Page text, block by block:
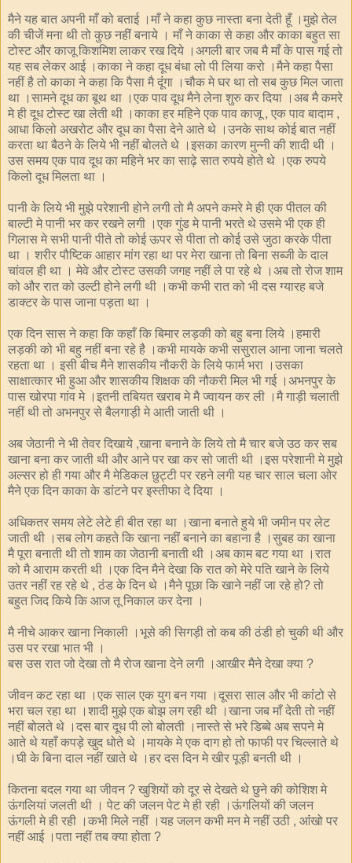
मैने यह बात अपनी माँ को बताई ।माँ ने कहा कुछ नास्ता बना देती हूँ ।मुझे तेल
की चीजें मना थी तो कुछ नहीं बनाये । माँ ने काका से कहा और काका बहुत सा
टोस्ट और काजू किशमिश लाकर रख दिये ।अगली बार जब मै माँ के पास गई तो
यह सब लेकर आई ।काका ने कहा दूध बंधा लो पी लिया करो ।मैने कहा पैसा
नहीं है तो काका ने कहा कि पैसा मै दूंंगा ।चौक मे घर था तो सब कुछ मिल जाता
था ।सामने दूध का बूथ था ।एक पाव दूध मैने लेना शुरु कर दिया ।अब मै कमरे
मे ही दूध टोस्ट खा लेती थी ।काका हर महिने एक पाव काजू, एक पाव बादाम ,
आधा किलो अखरोट और दूध का पैसा देने आते थे ।उनके साथ कोई बात नहीं
करता था बैठने के लिये भी नहीं बोलते थे ।इसका कारण मुन्नी की शादी थी ।
उस समय एक पाव दूध का महिने भर का साढ़े सात रुपये होते थे ।एक रुपये
किलो दूध मिलता था ।
पानी के लिये भी मुझे परेशानी होने लगी तो मै अपने कमरे मे ही एक पीतल की
बाल्टी मे पानी भर कर रखने लगी ।एक गुंड मे पानी भरते थे उसमे भी एक ही
गिलास मे सभी पानी पीते तो कोई ऊपर से पीता तो कोई उसे जुठा करके पीता
था । शरीर पौष्टिक आहार मांग रहा था पर मेरा खाना तो बिना सब्जी के दाल
चांवल ही था । मेवे और टोस्ट उसकी जगह नहीं ले पा रहे थे ।अब तो रोज शाम
को और रात को उल्टी होने लगी थी ।कभी कभी रात को भी दस ग्यारह बजे
डाक्टर के पास जाना पड़ता था ।
एक दिन सास ने कहा कि कहाँ कि बिमार लड़की को बहु बना लिये ।हमारी
लड़की को भी बहु नहीं बना रहे है ।कभी मायके कभी ससुराल आना जाना चलते
रहता था । इसी बीच मैने शासकीय नौकरी के लिये फार्म भरा ।उसका
साक्षात्कार भी हुआ और शासकीय शिक्षक की नौकरी मिल भी गई ।अभनपुर के
पास खोरपा गांव मे ।इतनी तबियत खराब मे मै ज्वायन कर ली ।मै गाड़ी चलाती
नहीं थी तो अभनपुर से बैलगाड़ी मे आती जाती थी ।
अब जेठानी ने भी तेवर दिखाये ,खाना बनाने के लिये तो मै चार बजे उठ कर सब
खाना बना कर जाती थी और आने पर खा कर सो जाती थी ।इस परेशानी मे मुझे
अल्सर हो ही गया और मै मेडिकल छुट्टी पर रहने लगी यह चार साल चला ओर
मैने एक दिन काका के डांंटने पर इस्तीफा दे दिया ।
अधिकतर समय लेटे लेटे ही बीत रहा था ।खाना बनाते हुये भी जमीन पर लेट
जाती थी ।सब लोग कहते कि खाना नहीं बनाने का बहाना है ।सुबह का खाना
मै पूरा बनाती थी तो शाम का जेठानी बनाती थी ।अब काम बट गया था ।रात
को मै आराम करती थी ।एक दिन मैने देखा कि रात को मेरे पति खाने के लिये
उतर नहीं रह रहे थे , ठंड के दिन थे ।मैने पूछा कि खाने नहीं जा रहे हो? तो
बहुत जिद किये कि आज तू निकाल कर देना ।
मै नीचे आकर खाना निकाली ।भूसे की सिगड़ी तो कब की ठंडी हो चुकी थी और
उस पर रखा भात भी ।
बस उस रात जो देखा तो मै रोज खाना देने लगी ।आखीर मैने देखा क्या ?
जीवन कट रहा था ।एक साल एक युग बन गया ।दूसरा साल और भी कांंटो से
भरा चल रहा था ।शादी मुझे एक बोझ लग रही थी ।खाना जब माँ देती तो नहीं
नहीं बोलते थे ।दस बार दूध पी लो बोलती ।नास्ते से भरे डिब्बे अब सपने मे
आते थे यहाँ कपड़े खुद धोते थे ।मायके मे एक दाग हो तो फाफी पर चिल्लाते थे
।घी के बिना दाल नहीं खाते थे ।हर दस दिन मे खीर पूड़ी बनती थी ।
कितना बदल गया था जीवन ? खुशियों को दूर से देखते थे छुने की कोशिश मे
ऊंगलियां जलती थी । पेट की जलन पेट मे ही रही ।ऊंगलियों की जलन
ऊंगली मे ही रही ।कभी मिले नहीं ।यह जलन कभी मन मे नहीं उठी , आंंखो पर
नहीं आई ।पता नहीं तब क्या होता ?